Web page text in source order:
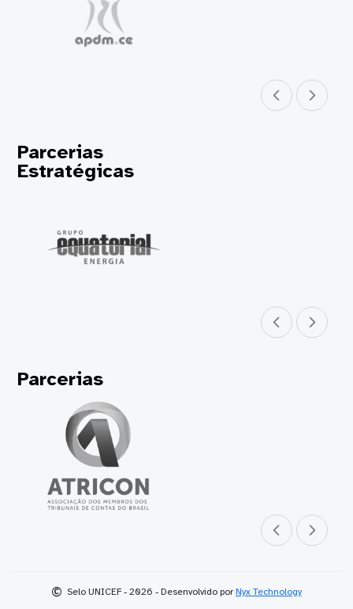
Parceiro anterior
Próximo
Parcerias
Estratégicas
Parceiro anterior
Próximo
Parcerias
Parceiro anterior
Próximo
© Selo UNICEF - 2026 - Desenvolvido por Nyx Technology